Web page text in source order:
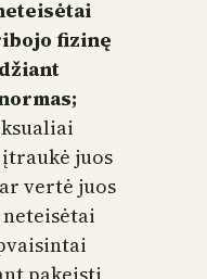
fizinę
juos
vertė juos